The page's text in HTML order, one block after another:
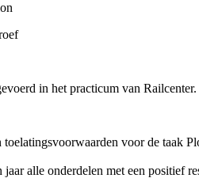
in het practicum van Railcenter.
toelatingsvoorwaarden voor de taak
alle onderdelen met een positief